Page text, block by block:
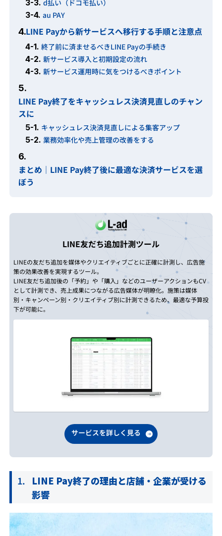
3-3. d払い（ドコモ払い）
3-4. au PAY
4.LINE Payから新サービスへ移行する手順と注意点
4-1. 終了前に済ませるべきLINE Payの手続き
4-2. 新サービス導入と初期設定の流れ
4-3. 新サービス運用時に気をつけるべきポイント
5.
LINE Pay終了をキャッシュレス決済見直しのチャン
スに
5-1. キャッシュレス決済見直しによる集客アップ
5-2. 業務効率化や売上管理の改善をする
6.
まとめ｜LINE Pay終了後に最適な決済サービスを選
ぼう
LINE友だち追加計測ツール
LINEの友だち追加を媒体やクリエイティブごとに正確に計測し、広告施
策の効果改善を実現するツール。
LINE友だち追加後の「予約」や「購入」などのユーザーアクションもCV
として計測でき、売上成果につながる広告媒体が明瞭化。施策は媒体
別・キャンペーン別・クリエイティブ別に計測できるため、最適な予算投
下が可能に。
サービスを詳しく見る
LINE Pay終了の理由と店舗・企業が受ける
影響